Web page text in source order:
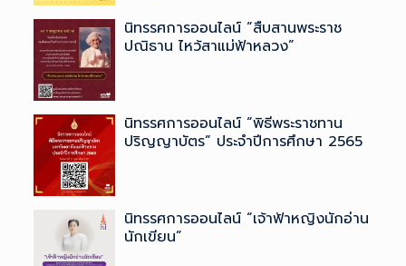
นิทรรศการออนไลน์ “สืบสานพระราช
ปณิธาน ไหว้สาแม่ฟ้าหลวง”
นิทรรศการออนไลน์ “พิธีพระราชทาน
ปริญญาบัตร” ประจำปีการศึกษา 2565
นิทรรศการออนไลน์ “เจ้าฟ้าหญิงนักอ่าน
นักเขียน”